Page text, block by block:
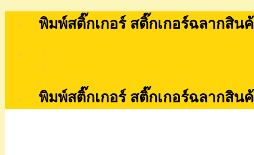
พิมพ์สติ๊กเกอร์ สติ๊กเกอร์ฉลากสิน
พิมพ์สติ๊กเกอร์ สติ๊กเกอร์ฉลากสิน